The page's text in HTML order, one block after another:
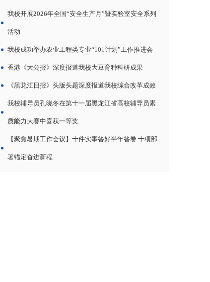
我校开展2026年全国“安全生产月”暨实验室安全系列
活动
我校成功举办农业工程类专业“101计划”工作推进会
香港《大公报》深度报道我校大豆育种科研成果
《黑龙江日报》头版头题深度报道我校综合改革成效
我校辅导员孔晓冬在第十一届黑龙江省高校辅导员素
质能力大赛中喜获一等奖
【聚焦暑期工作会议】十件实事答好半年答卷 十项部
署锚定奋进新程